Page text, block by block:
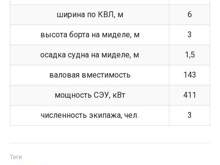
ширина по КВЛ, м 6
высота борта на миделе, м 3
осадка судна на миделе, м 1,5
валовая вместимость 143
мощность СЭУ, кВт 411
численность экипажа, чел. 3
Теги